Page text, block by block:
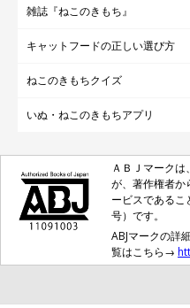
雑誌『ねこのきもち』
キャットフードの正しい選び方
ねこのきもちクイズ
いぬ・ねこのきもちアプリ
ＡＢＪマーク
が、著作権者か
ービスである
号）です。
ABJマークの詳
覧はこちら→